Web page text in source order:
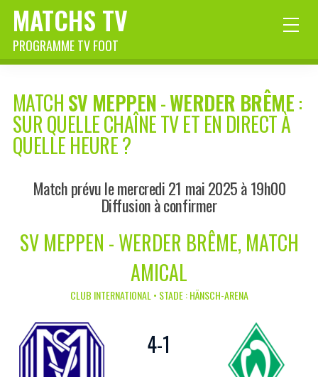
MATCHS TV
PROGRAMME TV FOOT
MATCHSV MEPPEN-WERDER BRÊME:
SUR QUELLE CHAÎNE TV ET EN DIRECT À
QUELLE HEURE ?
Match prévu le mercredi 21 mai 2025 à 19h00
Diffusion à confirmer
SV MEPPEN - WERDER BRÊME, MATCH
AMICAL
CLUB INTERNATIONAL • STADE : HÄNSCH-ARENA
4-1